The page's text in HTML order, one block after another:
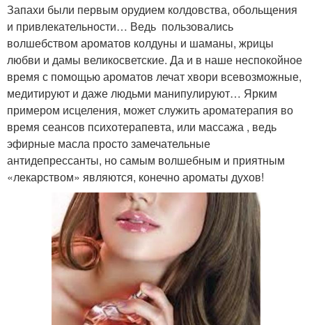
Запахи были первым орудием колдовства, обольщения
и привлекательности… Ведь пользовались
волшебством ароматов колдуны и шаманы, жрицы
любви и дамы великосветские. Да и в наше неспокойное
время с помощью ароматов лечат хвори всевозможные,
медитируют и даже людьми манипулируют… Ярким
примером исцеления, может служить ароматерапия во
время сеансов психотерапевта, или массажа , ведь
эфирные масла просто замечательные
антидепрессанты, но самым волшебным и приятным
«лекарством» являются, конечно ароматы духов!